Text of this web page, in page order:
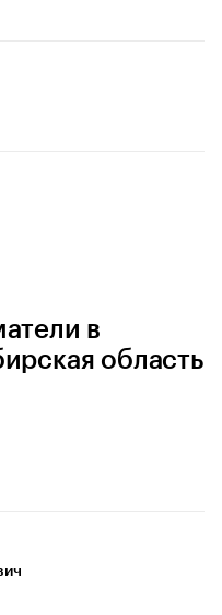
в
область